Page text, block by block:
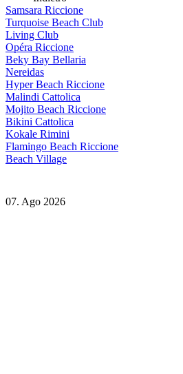
Samsara Riccione
Turquoise Beach Club
Living Club
Opéra Riccione
Beky Bay Bellaria
Nereidas
Hyper Beach Riccione
Malindi Cattolica
Mojito Beach Riccione
Bikini Cattolica
Kokale Rimini
Flamingo Beach Riccione
Beach Village
07. Ago 2026